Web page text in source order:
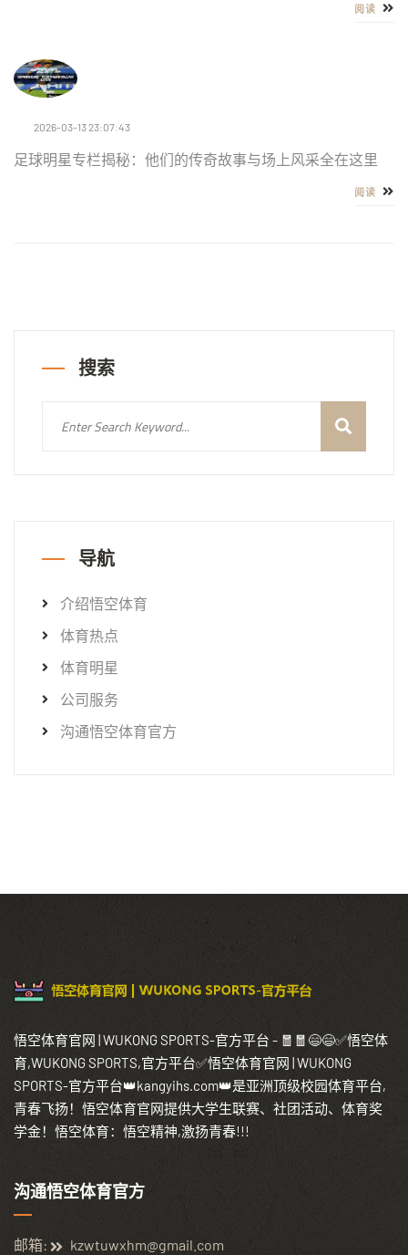
阅读
2026-03-13 23:07:43
足球明星专栏揭秘：他们的传奇故事与场上风采全在这里
阅读
搜索
导航
介绍悟空体育
体育热点
体育明星
公司服务
沟通悟空体育官方
悟空体育官网 | WUKONG SPORTS-官方平台 - 🧧🧧😄😄✅悟空体
育,WUKONG SPORTS,官方平台✅悟空体育官网 | WUKONG
SPORTS-官方平台👑kangyihs.com👑是亚洲顶级校园体育平台,
青春飞扬！悟空体育官网提供大学生联赛、社团活动、体育奖
学金！悟空体育：悟空精神,激扬青春!!!
沟通悟空体育官方
邮箱: kzwtuwxhm@gmail.com